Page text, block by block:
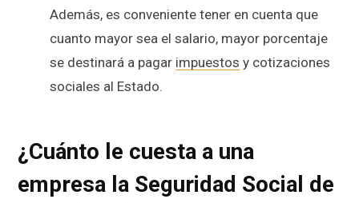
Además, es conveniente tener en cuenta que
cuanto mayor sea el salario, mayor porcentaje
se destinará a pagar impuestos y cotizaciones
sociales al Estado.
¿Cuánto le cuesta a una
empresa la Seguridad Social de